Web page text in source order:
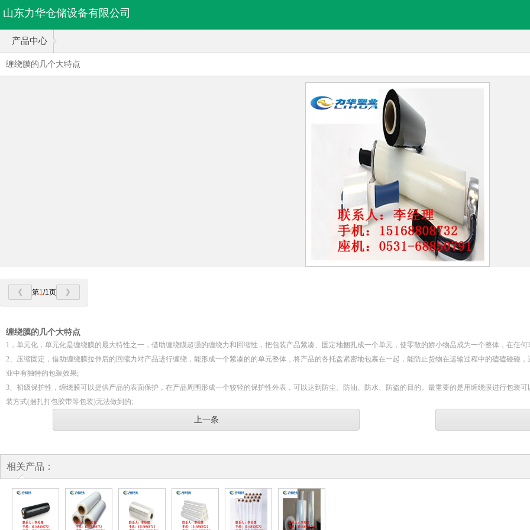
山东力华仓储设备有限公司
产品中心
缠绕膜的几个大特点
第1/1页
缠绕膜的几个大特点
1，单元化，单元化是缠绕膜的最大特性之一，借助缠绕膜超强的缠绕力和回缩性，把包装产品紧凑、固定地捆扎成一个单元，使零散的娇小物品成为一个整体，在任
2、压缩固定，借助缠绕膜拉伸后的回缩力对产品进行缠绕，能形成一个紧凑的的单元整体，将产品的各托盘紧密地包裹在一起，能防止货物在运输过程中的磕磕碰碰
业中有独特的包装效果;
3、初级保护性，缠绕膜可以提供产品的表面保护，在产品周围形成一个较轻的保护性外表，可以达到防尘、防油、防水、防盗的目的。最重要的是用缠绕膜进行包装
装方式(捆扎打包胶带等包装)无法做到的;
上一条
相关产品：